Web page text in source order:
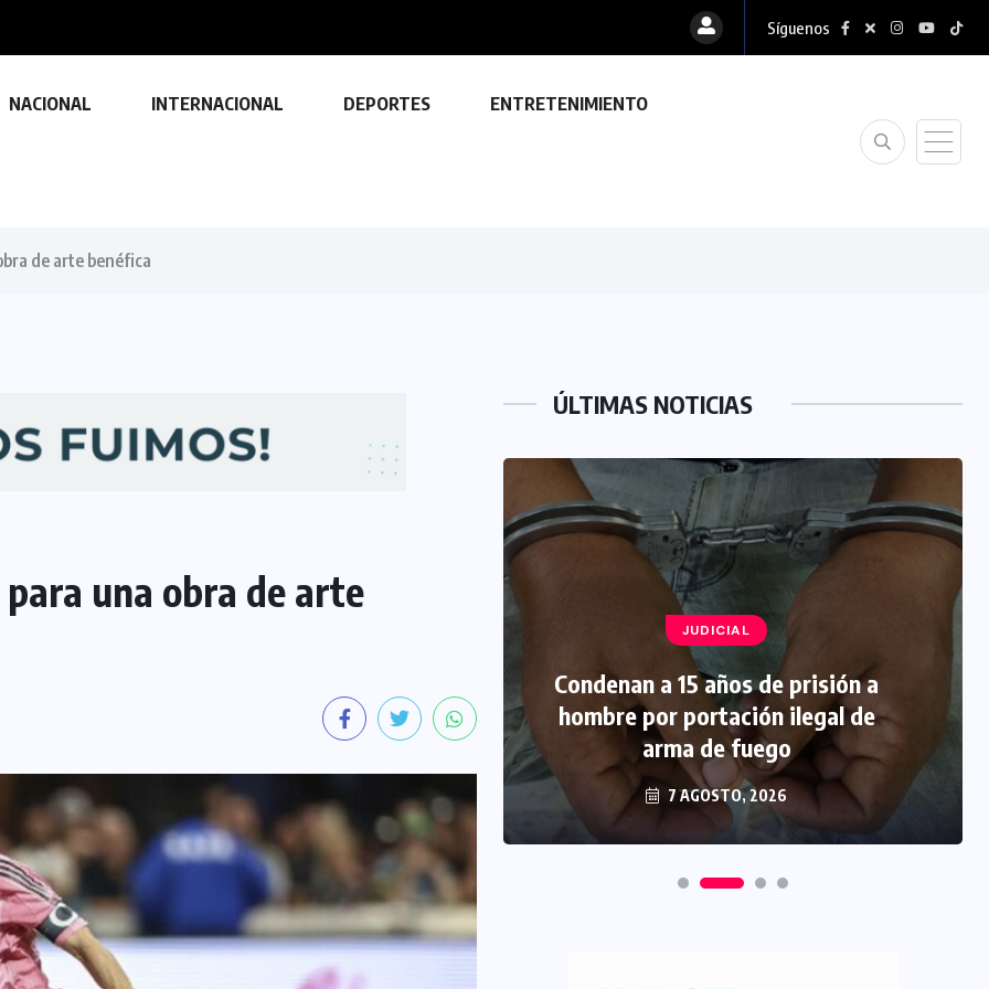
Síguenos
NACIONAL INTERNACIONAL DEPORTES ENTRETENIMIENTO
de arte benéfica
una obra de arte
ÚLTIMAS NOTICIAS
JUDICIAL
Condenan a 15 años de prisión a
hombre por portación ilegal de
arma de fuego
7 AGOSTO, 2026